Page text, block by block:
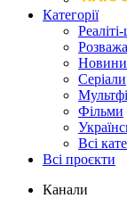
Категорії
Новини
Серіали
Фільми
Всі
Всі проєкти
Канали